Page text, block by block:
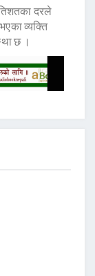
दरले
व्यक्ति
छ ।